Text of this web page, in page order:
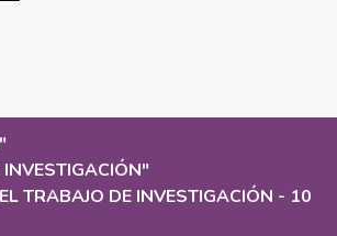
"
"
TRABAJO DE INVESTIGACIÓN - 10